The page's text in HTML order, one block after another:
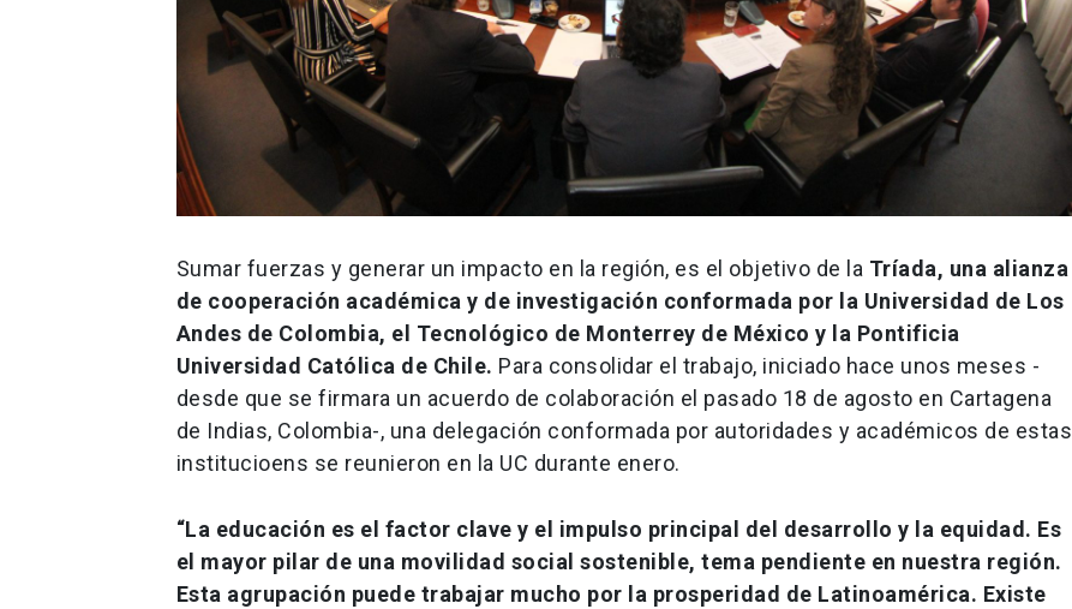
Sumar fuerzas y generar un impacto en la región, es el objetivo de la Tríada, una alianza
de cooperación académica y de investigación conformada por la Universidad de Los
Andes de Colombia, el Tecnológico de Monterrey de México y la Pontificia
Universidad Católica de Chile. Para consolidar el trabajo, iniciado hace unos meses -
desde que se firmara un acuerdo de colaboración el pasado 18 de agosto en Cartagena
de Indias, Colombia-, una delegación conformada por autoridades y académicos de estas
institucioens se reunieron en la UC durante enero.
“La educación es el factor clave y el impulso principal del desarrollo y la equidad. Es
el mayor pilar de una movilidad social sostenible, tema pendiente en nuestra región.
Esta agrupación puede trabajar mucho por la prosperidad de Latinoamérica. Existe